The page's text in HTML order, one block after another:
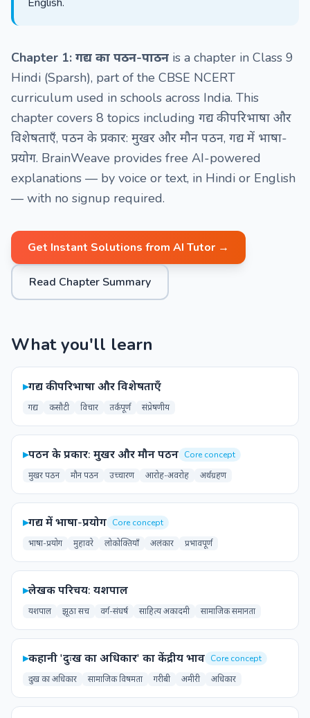
Chapter 1: गद्य का पठन-पाठन is a chapter in Class 9
Hindi (Sparsh), part of the CBSE NCERT
curriculum used in schools across India. This
chapter covers 8 topics including गद्य की परिभाषा और
विशेषताएँ, पठन के प्रकार: मुखर और मौन पठन, गद्य में भाषा-
प्रयोग. BrainWeave provides free AI-powered
explanations — by voice or text, in Hindi or English
— with no signup required.
Get Instant Solutions from AI Tutor →
Read Chapter Summary
What you'll learn
▸गद्य की परिभाषा और विशेषताएँ
गद्य कसौटी विचार तर्कपूर्ण संप्रेषणीय
▸पठन के प्रकार: मुखर और मौन पठन Core concept
मुखर पठन
मौन पठन उच्चारण आरोह-अवरोह अर्थग्रहण
▸गद्य में भाषा-प्रयोग Core concept
भाषा-प्रयोग
मुहावरे लोकोक्तियाँ अलंकार प्रभावपूर्ण
▸लेखक परिचय: यशपाल
यशपाल झूठा सच वर्ग-संघर्ष साहित्य अकादमी सामाजिक समानता
▸कहानी 'दुःख का अधिकार' का केंद्रीय भाव Core concept
दुःख का अधिकार
सामाजिक विषमता गरीबी अमीरी अधिकार